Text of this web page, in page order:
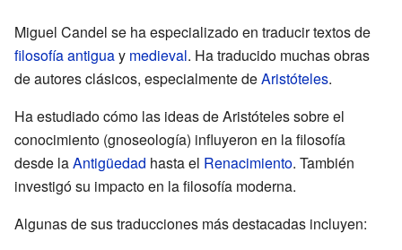
Miguel Candel se ha especializado en traducir textos de
filosofía antiguay medieval. Ha traducido muchas obras
de autores clásicos, especialmente deAristóteles.
Ha estudiado cómo las ideas de Aristóteles sobre el
conocimiento (gnoseología) influyeron en la filosofía
desde laAntigüedad hasta el Renacimiento. También
investigó su impacto en la filosofía moderna.
Algunas de sus traducciones más destacadas incluyen: